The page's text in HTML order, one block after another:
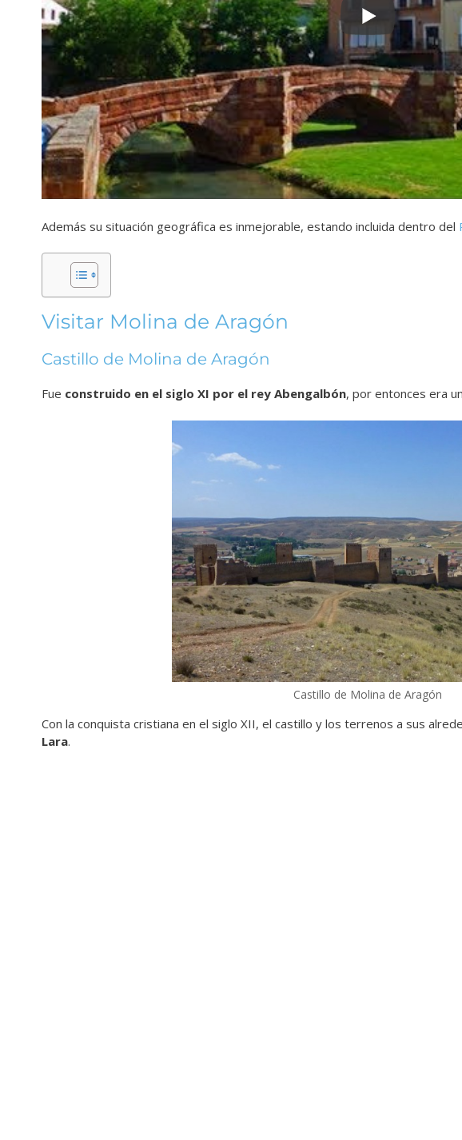
Además su situación geográfica es inmejorable, estando incluida dentro del
Visitar Molina de Aragón
Castillo de Molina de Aragón
Fue construido en el siglo XI por el rey Abengalbón, por entonces era
Castillo de Molina de Aragón
Con la conquista cristiana en el siglo XII, el castillo y los terrenos a sus
Lara.